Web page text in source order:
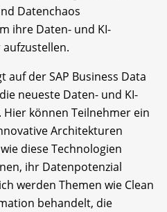
Datenchaos
ihre Daten- und KI-
auf der SAP Business Data
neueste Daten- und KI-
können Teilnehmer ein
Architekturen
diese Technologien
ihr Datenpotenzial
werden Themen wie Clean
behandelt, die